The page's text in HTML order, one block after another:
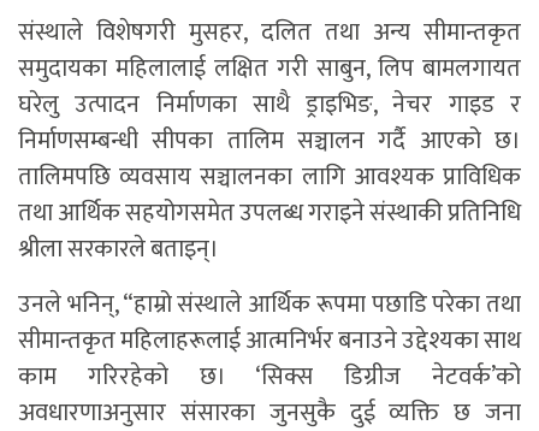
संस्थाले विशेषगरी मुसहर, दलित तथा अन्य सीमान्तकृत
समुदायका महिलालाई लक्षित गरी साबुन, लिप बामलगायत
घरेलु उत्पादन निर्माणका साथै ड्राइभिङ, नेचर गाइड र
निर्माणसम्बन्धी सीपका तालिम सञ्चालन गर्दै आएको छ।
तालिमपछि व्यवसाय सञ्चालनका लागि आवश्यक प्राविधिक
तथा आर्थिक सहयोगसमेत उपलब्ध गराइने संस्थाकी प्रतिनिधि
श्रीला सरकारले बताइन्।
उनले भनिन्, “हाम्रो संस्थाले आर्थिक रूपमा पछाडि परेका तथा
सीमान्तकृत महिलाहरूलाई आत्मनिर्भर बनाउने उद्देश्यका साथ
काम गरिरहेको छ। ‘सिक्स डिग्रीज नेटवर्क’को
अवधारणाअनुसार संसारका जुनसुकै दुई व्यक्ति छ जना